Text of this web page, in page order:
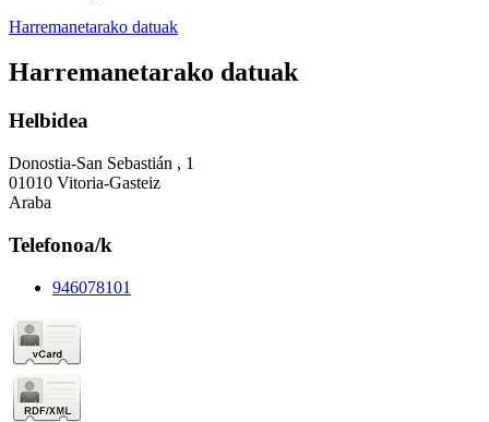
Harremanetarako datuak
Harremanetarako datuak
Helbidea
Donostia-San Sebastián , 1
01010 Vitoria-Gasteiz
Araba
Telefonoa/k
946078101